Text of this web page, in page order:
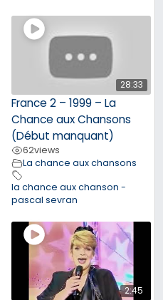
28:33
France 2 – 1999 – La
Chance aux Chansons
(Début manquant)
62views
La chance aux chansons
la chance aux chanson -
pascal sevran
2:45